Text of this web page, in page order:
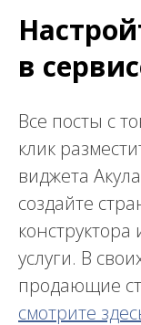
в
Все посты с
клик
виджета
создайте
услуги. В
продающие
смотрите